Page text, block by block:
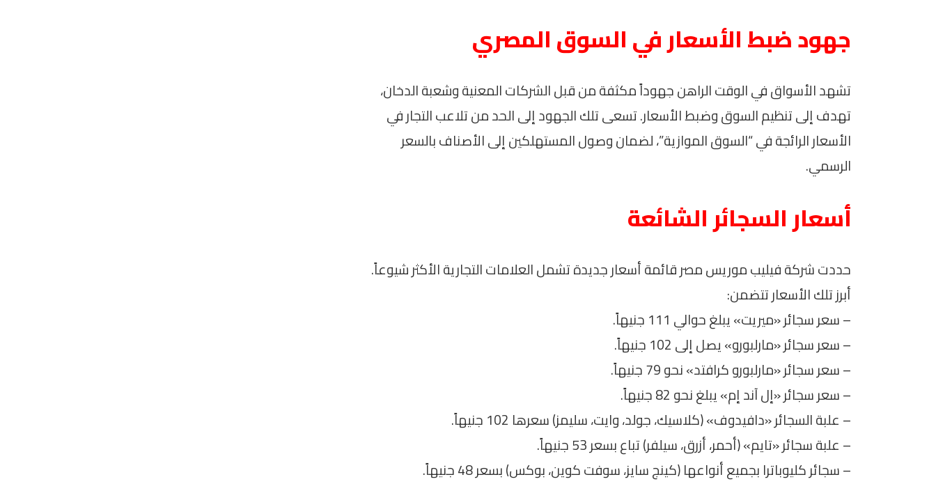
جهود ضبط الأسعار في السوق المصري
تشهد الأسواق في الوقت الراهن جهوداً مكثفة من قبل الشركات المعنية وشعبة الدخان،
تهدف إلى تنظيم السوق وضبط الأسعار. تسعى تلك الجهود إلى الحد من تلاعب التجار في
الأسعار الرائجة في “السوق الموازية”، لضمان وصول المستهلكين إلى الأصناف بالسعر
الرسمي.
أسعار السجائر الشائعة
حددت شركة فيليب موريس مصر قائمة أسعار جديدة تشمل العلامات التجارية الأكثر شيوعاً.
أبرز تلك الأسعار تتضمن:
– سعر سجائر «ميريت» يبلغ حوالي 111 جنيهاً.
– سعر سجائر «مارلبورو» يصل إلى 102 جنيهاً.
– سعر سجائر «مارلبورو كرافتد» نحو 79 جنيهاً.
– سعر سجائر «إل آند إم» يبلغ نحو 82 جنيهاً.
– علبة السجائر «دافيدوف» (كلاسيك، جولد، وايت، سليمز) سعرها 102 جنيهاً.
– علبة سجائر «تايم» (أحمر، أزرق، سيلفر) تباع بسعر 53 جنيهاً.
– سجائر كليوباترا بجميع أنواعها (كينج سايز، سوفت كوين، بوكس) بسعر 48 جنيهاً.